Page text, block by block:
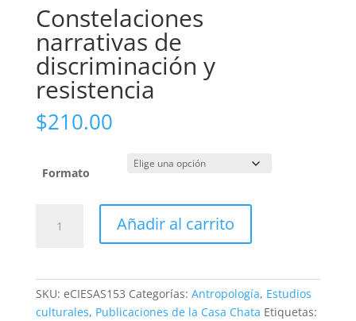
Constelaciones
narrativas de
discriminación y
resistencia
$210.00
Formato
narrativas
Añadir al carrito
SKU: eCIESAS153 Categorías: Antropología, Estudios
culturales, Publicaciones de la Casa Chata Etiquetas: